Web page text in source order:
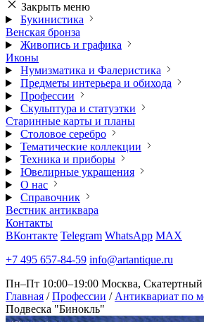
Закрыть меню
Букинистика
Венская бронза
Живопись и графика
Иконы
Нумизматика и Фалеристика
Предметы интерьера и обихода
Профессии
Скульптура и статуэтки
Старинные карты и планы
Столовое серебро
Тематические коллекции
Техника и приборы
Ювелирные украшения
О нас
Справочник
Вестник антиквара
Контакты
ВКонтакте Telegram WhatsApp MAX
+7 495 657-84-59 info@artantique.ru
Пн–Пт 10:00–19:00 Москва, Скатертный
Главная / Профессии / Антиквариат по
Подвеска "Бинокль"